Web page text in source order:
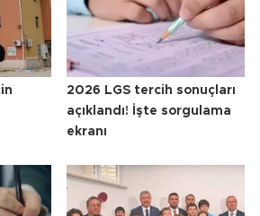
2026 LGS tercih sonuçları
açıklandı! İşte sorgulama
ekranı